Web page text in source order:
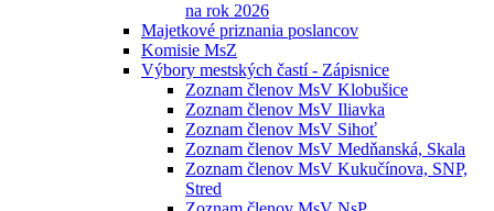
na rok 2026
Majetkové priznania poslancov
Komisie MsZ
Výbory mestských častí - Zápisnice
Zoznam členov MsV Klobušice
Zoznam členov MsV Iliavka
Zoznam členov MsV Sihoť
Zoznam členov MsV Medňanská, Skala
Zoznam členov MsV Kukučínova, SNP,
Stred